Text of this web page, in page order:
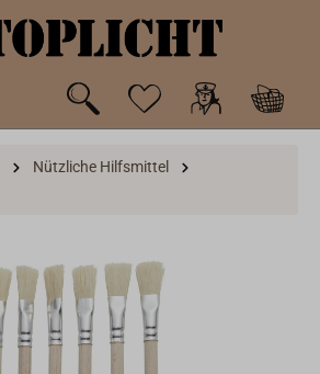
Nützliche Hilfsmittel